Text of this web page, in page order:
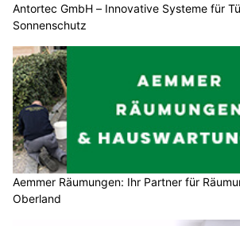
Antortec GmbH – Innovative Systeme für
Sonnenschutz
Aemmer Räumungen: Ihr Partner für
Oberland